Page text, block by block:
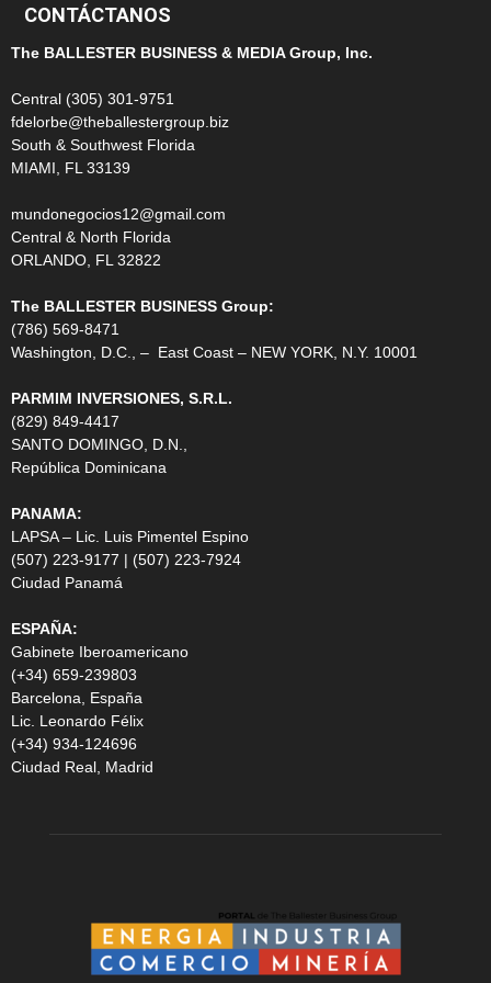
CONTÁCTANOS
The BALLESTER BUSINESS & MEDIA Group, Inc.
Central (305) 301-9751
fdelorbe@theballestergroup.biz
South & Southwest Florida
MIAMI, FL 33139
mundonegocios12@gmail.com
Central & North Florida
ORLANDO, FL 32822
The BALLESTER BUSINESS Group:
(786) 569-8471
Washington, D.C., – East Coast – NEW YORK, N.Y. 10001
PARMIM INVERSIONES, S.R.L.
(829) 849-4417
SANTO DOMINGO, D.N.,
República Dominicana
PANAMA:
LAPSA – Lic. Luis Pimentel Espino
(507) 223-9177 | (507) 223-7924
Ciudad Panamá
ESPAÑA:
Gabinete Iberoamericano
(+34) 659-239803
Barcelona, España
Lic. Leonardo Félix
(+34) 934-124696
Ciudad Real, Madrid